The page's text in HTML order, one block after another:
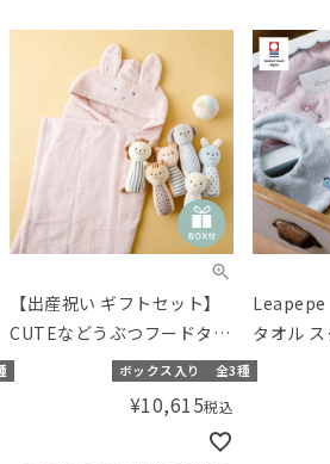
【出産祝い ギフトセット】
CUTEなどうぶつフードタオ
ルと布おもちゃのセット
【ギフトボックス入り】／
Amingオリジナルセット
ボックス入り 全3種
¥10,615税込
Leapepe
タオル
カチセット